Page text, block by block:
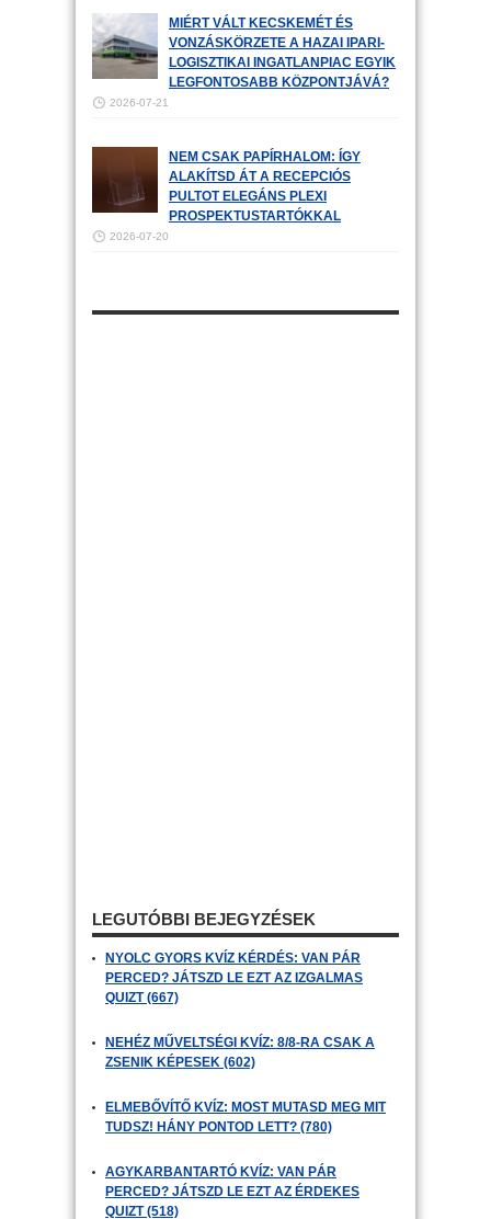
MIÉRT VÁLT KECSKEMÉT ÉS
VONZÁSKÖRZETE A HAZAI IPARI-
LOGISZTIKAI INGATLANPIAC EGYIK
LEGFONTOSABB KÖZPONTJÁVÁ?
2026-07-21
NEM CSAK PAPÍRHALOM: ÍGY
ALAKÍTSD ÁT A RECEPCIÓS
PULTOT ELEGÁNS PLEXI
PROSPEKTUSTARTÓKKAL
2026-07-20
LEGUTÓBBI BEJEGYZÉSEK
NYOLC GYORS KVÍZ KÉRDÉS: VAN PÁR
PERCED? JÁTSZD LE EZT AZ IZGALMAS
QUIZT (667)
NEHÉZ MŰVELTSÉGI KVÍZ: 8/8-RA CSAK A
ZSENIK KÉPESEK (602)
ELMEBŐVÍTŐ KVÍZ: MOST MUTASD MEG MIT
TUDSZ! HÁNY PONTOD LETT? (780)
AGYKARBANTARTÓ KVÍZ: VAN PÁR
PERCED? JÁTSZD LE EZT AZ ÉRDEKES
QUIZT (518)